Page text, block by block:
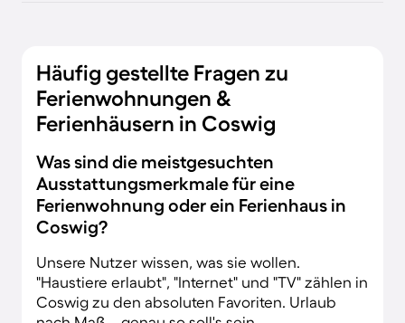
Häufig gestellte Fragen zu
Ferienwohnungen &
Ferienhäusern in Coswig
Was sind die meistgesuchten
Ausstattungsmerkmale für eine
Ferienwohnung oder ein Ferienhaus in
Coswig?
Unsere Nutzer wissen, was sie wollen.
"Haustiere erlaubt", "Internet" und "TV" zählen in
Coswig zu den absoluten Favoriten. Urlaub